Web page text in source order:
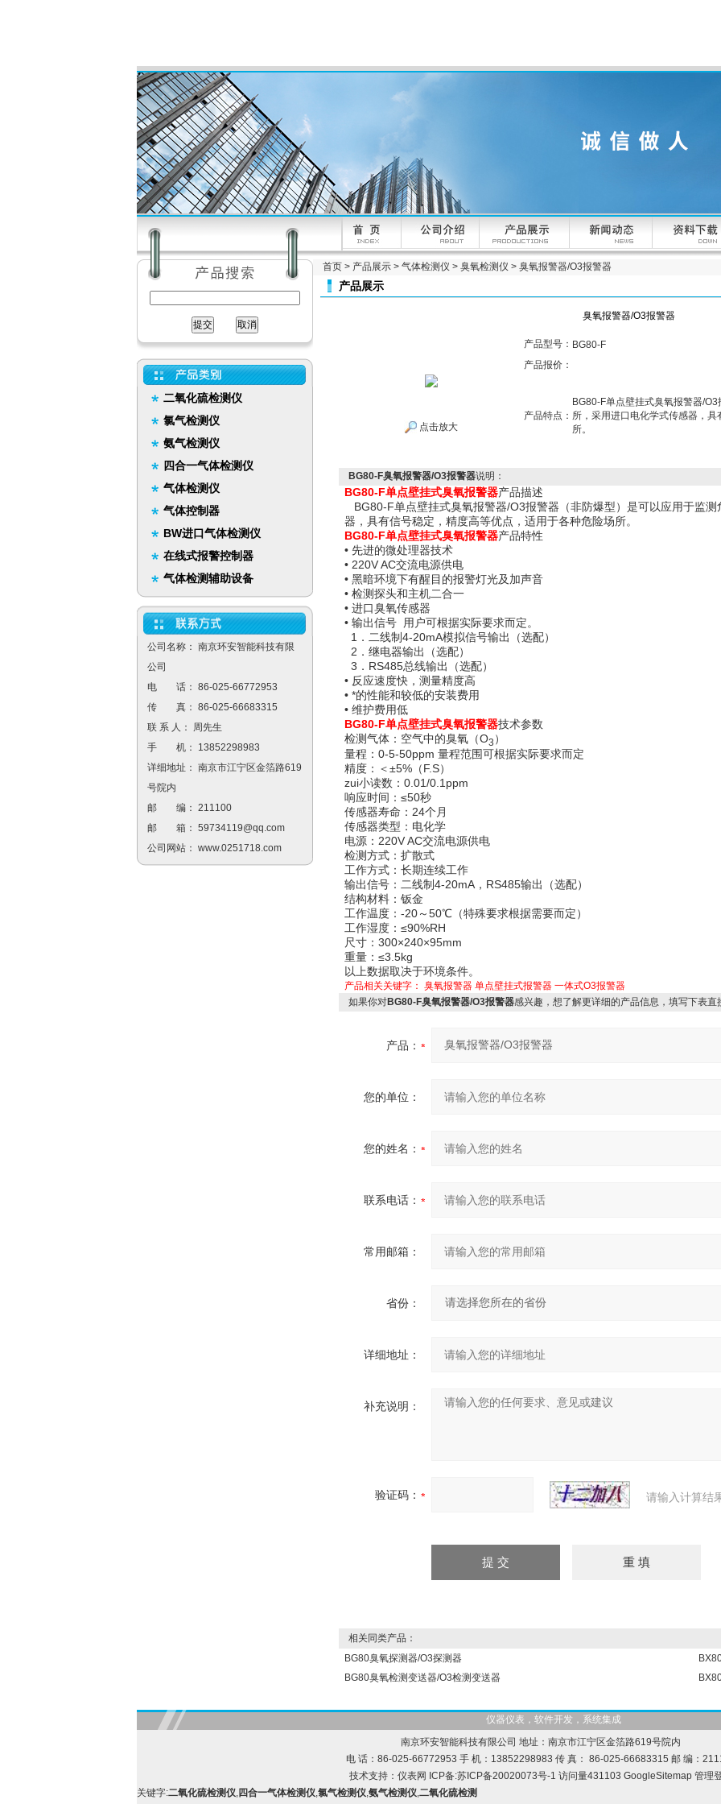
二氧化硫检测仪
氯气检测仪
氨气检测仪
四合一气体检测仪
气体检测仪
气体控制器
BW进口气体检测仪
在线式报警控制器
气体检测辅助设备
公司名称： 南京环安智能科技有限
公司
电 话： 86-025-66772953
传 真： 86-025-66683315
联 系 人： 周先生
手 机： 13852298983
详细地址： 南京市江宁区金箔路619
号院内
邮 编： 211100
邮 箱： 59734119@qq.com
公司网站： www.0251718.com
首页 > 产品展示 > 气体检测仪 > 臭氧检测仪 > 臭氧报警器/O3报警器
产品展示
臭氧报警器/O3报警器
点击放大
产品型号： BG80-F
产品报价：
产品特点：
BG80-F单点壁挂式臭氧报警器/
所，采用进口电化学式传感器，
所。
BG80-F臭氧报警器/O3报警器说明：
BG80-F单点壁挂式臭氧报警器产品描述
BG80-F单点壁挂式臭氧报警器/O3报警器（非防爆型）是可以应用于监
器，具有信号稳定，精度高等优点，适用于各种危险场所。
BG80-F单点壁挂式臭氧报警器产品特性
• 先进的微处理器技术
• 220V AC交流电源供电
• 黑暗环境下有醒目的报警灯光及加声音
• 检测探头和主机二合一
• 进口臭氧传感器
• 输出信号 用户可根据实际要求而定。
1．二线制4-20mA模拟信号输出（选配）
2．继电器输出（选配）
3．RS485总线输出（选配）
• 反应速度快，测量精度高
• *的性能和较低的安装费用
• 维护费用低
BG80-F单点壁挂式臭氧报警器技术参数
检测气体：空气中的臭氧（O3 ）
量程：0-5-50ppm 量程范围可根据实际要求而定
精度：＜±5%（F.S）
zui小读数：0.01/0.1ppm
响应时间：≤50秒
传感器寿命：24个月
传感器类型：电化学
电源：220V AC交流电源供电
检测方式：扩散式
工作方式：长期连续工作
输出信号：二线制4-20mA，RS485输出（选配）
结构材料：钣金
工作温度：-20～50℃（特殊要求根据需要而定）
工作湿度：≤90%RH
尺寸：300×240×95mm
重量：≤3.5kg
以上数据取决于环境条件。
产品相关关键字： 臭氧报警器 单点壁挂式报警器 一体式O3报警器
如果你对BG80-F臭氧报警器/O3报警器感兴趣，想了解更详细的产品信息，填写下表直
产品：
您的单位：
您的姓名：
联系电话：
常用邮箱：
省份：
详细地址：
补充说明：
验证码： 请输入计算结
相关同类产品：
BG80臭氧探测器/O3探测器
BG80臭氧检测变送器/O3检测变送器
仪器仪表，软件开发，系统集成
南京环安智能科技有限公司 地址：南京市江宁区金箔路619号院内
电 话：86-025-66772953 手 机：13852298983 传 真： 86-025-66683315 邮 编：
技术支持： 仪表网 ICP备:苏ICP备20020073号-1 访问量431103 GoogleSitemap 管理
关键字:二氧化硫检测仪,四合一气体检测仪,氯气检测仪,氨气检测仪,二氧化硫检测